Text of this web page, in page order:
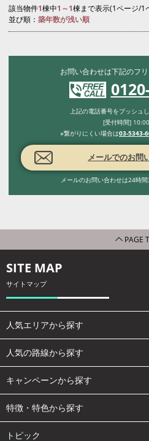
該当物件1棟中1～1棟まで表示(1ページ/1
並び順： 築年数が浅い順
お問い合わせは下記のフ
上記の電話番号をプッシュ
[受付時間]
※繋がりにくい場合は03-5343-
メールでのお問
メールのお問い合わせは24時間
PAGE
SITE MAP
サイトマップ
人気エリアから探す
人気の路線から探す
キャンペーンから探す
特徴・特色から探す
トピック